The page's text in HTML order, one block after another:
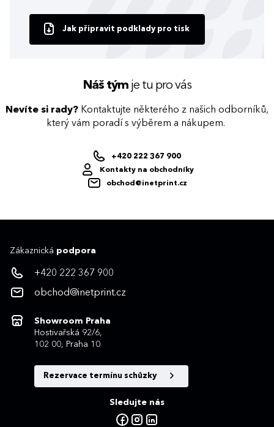
Jak připravit podklady pro tisk
Náš týmje tu pro vás
Nevíte si rady? Kontaktujte některého z našich odborníků,
který vám poradí s výběrem a nákupem.
+420 222 367 900
Kontakty na obchodníky
obchod@inetprint.cz
Zákaznická podpora
+420 222 367 900
obchod@inetprint.cz
Showroom Praha
Hostivařská 92/6,
102 00, Praha 10
Rezervace termínu schůzky
Sledujte nás